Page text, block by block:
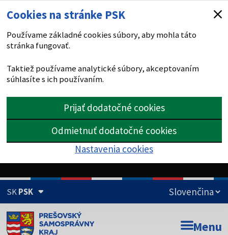
Cookies na stránke PSK
Používame základné cookies súbory, aby mohla táto
stránka fungovať.
Taktiež používame analytické súbory, akceptovaním
súhlasíte s ich používaním.
Prijať dodatočné cookies
Odmietnuť dodatočné cookies
Nastavenia cookies
SKPSK
Doména psk.sk je oficiálna Menu